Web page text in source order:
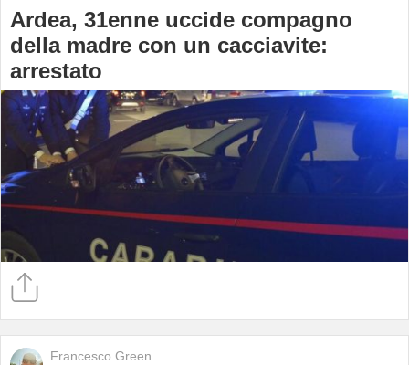
Ardea, 31enne uccide compagno
della madre con un cacciavite:
arrestato
Francesco Green